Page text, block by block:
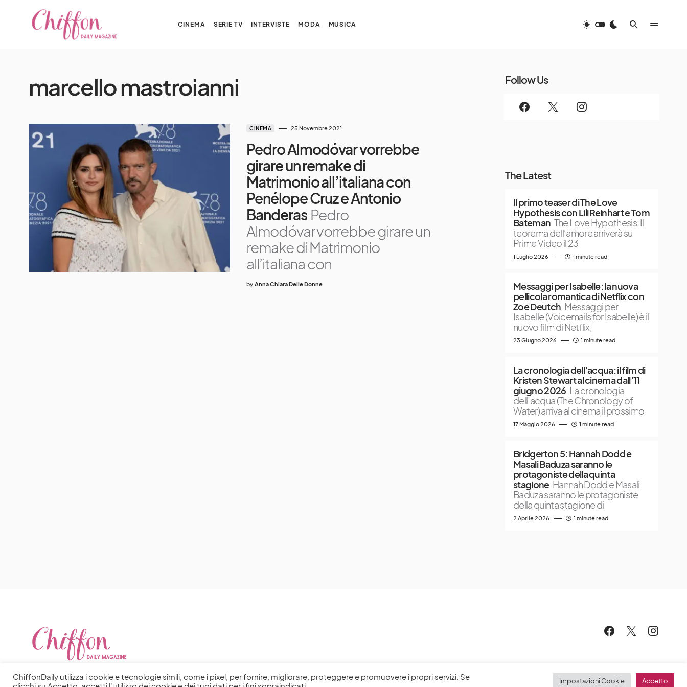
CINEMA SERIE TV INTERVISTE MODA MUSICA
marcello mastroianni
CINEMA 25 Novembre 2021
Pedro Almodóvar vorrebbe
girare un remake di
Matrimonio all’italiana con
Penélope Cruz e Antonio
Banderas Pedro
Almodóvar vorrebbe girare un
remake di Matrimonio
all’italiana con
by Anna Chiara Delle Donne
Follow Us
The Latest
Il primo teaser di The Love
Hypothesis con Lili Reinhart e Tom
Bateman The Love Hypothesis: Il
teorema dell’amore arriverà su
Prime Video il 23
1 Luglio 2026 1 minute read
Messaggi per Isabelle: la nuova
pellicola romantica di Netflix con
Zoe Deutch Messaggi per
Isabelle (Voicemails for Isabelle) è il
nuovo film di Netflix,
23 Giugno 2026 1 minute read
La cronologia dell’acqua: il film di
Kristen Stewart al cinema dall’11
giugno 2026 La cronologia
dell’acqua (The Chronology of
Water) arriva al cinema il prossimo
17 Maggio 2026 1 minute read
Bridgerton 5: Hannah Dodd e
Masali Baduza saranno le
protagoniste della quinta
stagione Hannah Dodd e Masali
Baduza saranno le protagoniste
della quinta stagione di
2 Aprile 2026 1 minute read
ChiffonDaily utilizza i cookie e tecnologie simili, come i pixel, per fornire, migliorare, proteggere e promuovere i propri servizi. Se
Impostazioni Cookie Accetto